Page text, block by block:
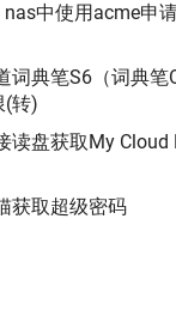
nas中使用acme申
词典笔S6（词典笔
(转)
读盘获取My Cloud
获取超级密码